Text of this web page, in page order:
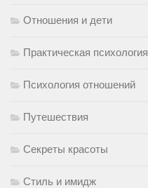
Отношения и дети
Практическая психология
Психология отношений
Путешествия
Секреты красоты
Стиль и имидж